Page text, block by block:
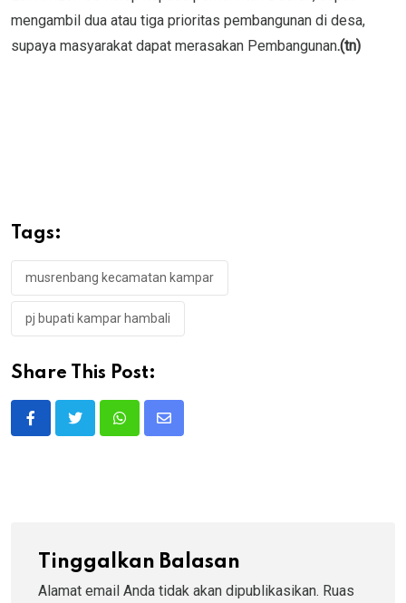
mengambil dua atau tiga prioritas pembangunan di desa,
supaya masyarakat dapat merasakan Pembangunan.(tn)
Tags:
musrenbang kecamatan kampar
pj bupati kampar hambali
Share This Post:
WhatsappShare
Tinggalkan Balasan
Alamat email Anda tidak akan dipublikasikan. Ruas